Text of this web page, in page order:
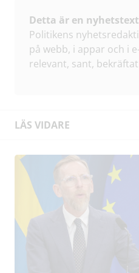
Detta är en
Politikens
på webb, i appar och i
relevant, sant,
LÄS VIDARE